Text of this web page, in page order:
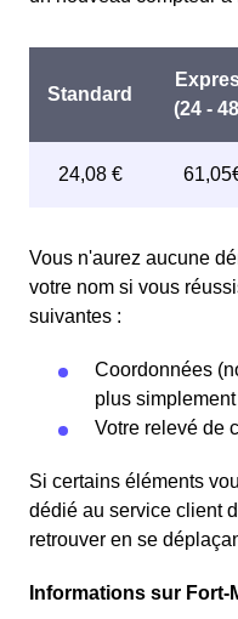
Vous n'aurez aucune
votre nom si vous
suivantes :
Coordonnées
plus
Votre relevé de
Si certains éléments
dédié au service client
retrouver en se
Informations sur Fort-